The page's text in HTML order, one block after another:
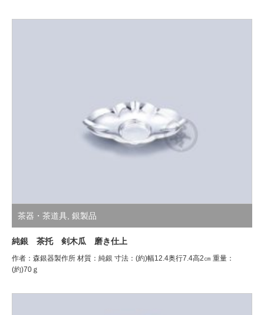
茶器・茶道具 銀製品
純銀 茶托 剣木瓜 磨き仕上
作者：森銀器製作所 材質：純銀 寸法：(約)幅12.4奥行7.4高2㎝ 重量：
(約)70ｇ